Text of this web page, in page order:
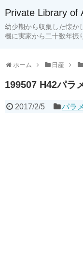
Private Library of
幼少期から収集した懐
機に実家から二十数年振
ホーム 日産
199507 H42パラ
2017/2/5 パラ